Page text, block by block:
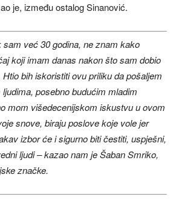
je, između ostalog Sinanović.
sam već 30 godina, ne znam kako
koji imam danas nakon što sam dobio
bih iskoristiti ovu priliku da pošaljem
posebno budućim mladim
mom višedecenijskom iskustvu u ovom
snove, biraju poslove koje vole jer
izbor će i sigurno biti čestiti, uspješni,
ljudi – kazao nam je Šaban Smriko,
značke.